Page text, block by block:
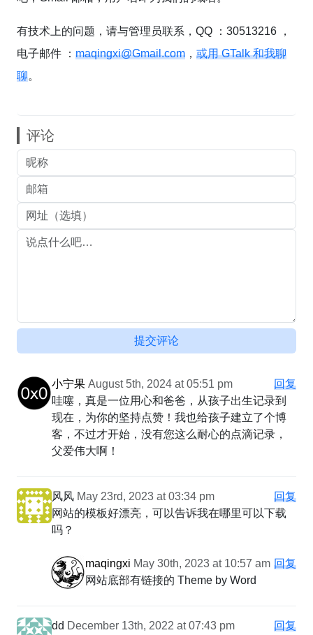
有技术上的问题，请与管理员联系，QQ ：30513216 ，
电子邮件 ： maqingxi@Gmail.com ， 或用 GTalk 和我聊
聊。
评论
提交评论
小宁果 August 5th, 2024 at 05:51 pm
回复
哇噻，真是一位用心和爸爸，从孩子出生记录到
现在，为你的坚持点赞！我也给孩子建立了个博
客，不过才开始，没有您这么耐心的点滴记录，
父爱伟大啊！
风风 May 23rd, 2023 at 03:34 pm
回复
网站的模板好漂亮，可以告诉我在哪里可以下载
吗？
maqingxi May 30th, 2023 at 10:57 am 回复
网站底部有链接的 Theme by Word
dd December 13th, 2022 at 07:43 pm
回复